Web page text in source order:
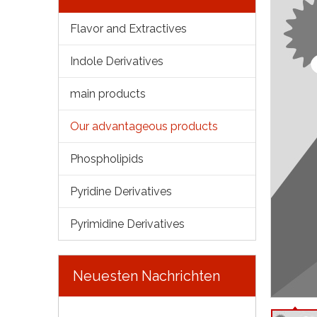
Flavor and Extractives
Indole Derivatives
main products
Our advantageous products
Phospholipids
Pyridine Derivatives
Pyrimidine Derivatives
Neuesten Nachrichten